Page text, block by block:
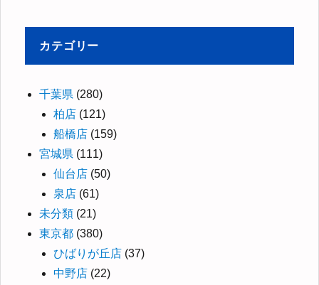
カテゴリー
千葉県 (280)
柏店 (121)
船橋店 (159)
宮城県 (111)
仙台店 (50)
泉店 (61)
未分類 (21)
東京都 (380)
ひばりが丘店 (37)
中野店 (22)